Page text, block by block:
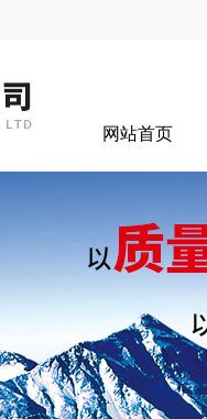
网站首页